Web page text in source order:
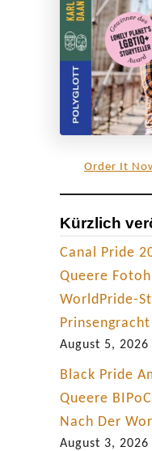
Order It
Kürzlich
Canal Pride
Queere
WorldPride-
Prinsengracht
August 5, 2026
Black Pride
Queere
Nach Der
August 3, 2026